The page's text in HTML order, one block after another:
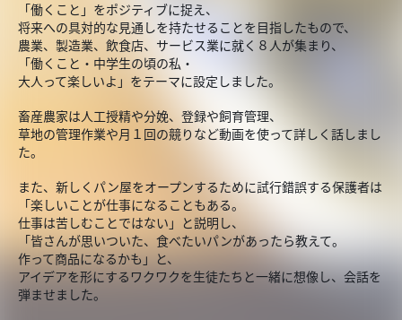
「働くこと」をポジティブに捉え、
将来への具対的な見通しを持たせることを目指したもので、
農業、製造業、飲食店、サービス業に就く８人が集まり、
「働くこと・中学生の頃の私・
大人って楽しいよ」をテーマに設定しました。
畜産農家は人工授精や分娩、登録や飼育管理、
草地の管理作業や月１回の競りなど動画を使って詳しく話しまし
た。
また、新しくパン屋をオープンするために試行錯誤する保護者は
「楽しいことが仕事になることもある。
仕事は苦しむことではない」と説明し、
「皆さんが思いついた、食べたいパンがあったら教えて。
作って商品になるかも」と、
アイデアを形にするワクワクを生徒たちと一緒に想像し、会話を
弾ませました。